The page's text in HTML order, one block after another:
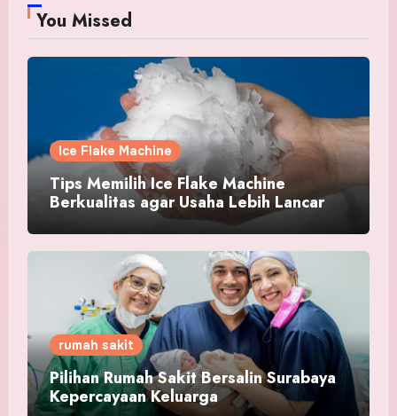
You Missed
Ice Flake Machine
Tips Memilih Ice Flake Machine
Berkualitas agar Usaha Lebih Lancar
rumah sakit
Pilihan Rumah Sakit Bersalin Surabaya
Kepercayaan Keluarga